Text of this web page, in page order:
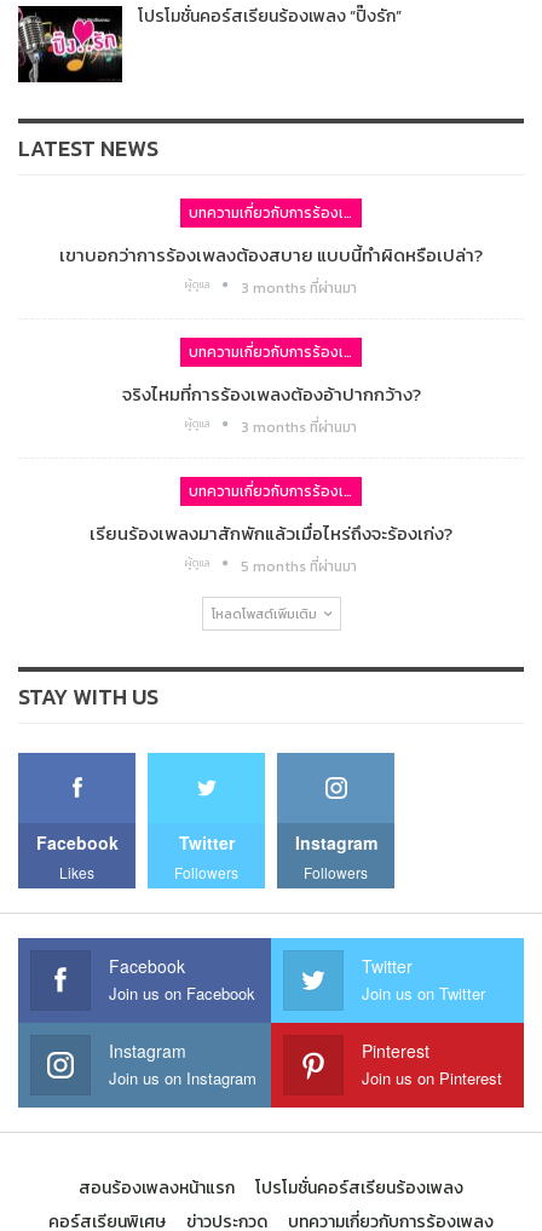
โปรโมชั่นคอร์สเรียนร้องเพลง “ปิ๊งรัก”
LATEST NEWS
บทความเกี่ยวกับการร้องเพลง
เขาบอกว่าการร้องเพลงต้องสบาย แบบนี้ทำผิดหรือเปล่า?
ผู้ดูแล 3 months ที่ผ่านมา
บทความเกี่ยวกับการร้องเพลง
จริงไหมที่การร้องเพลงต้องอ้าปากกว้าง?
ผู้ดูแล 3 months ที่ผ่านมา
บทความเกี่ยวกับการร้องเพลง
เรียนร้องเพลงมาสักพักแล้วเมื่อไหร่ถึงจะร้องเก่ง?
ผู้ดูแล 5 months ที่ผ่านมา
โหลดโพสต์เพิ่มเติม
STAY WITH US
Facebook
Likes
Twitter
Followers
Instagram
Followers
Facebook
Join us on Facebook
Twitter
Join us on Twitter
Instagram
Join us on Instagram
Pinterest
Join us on Pinterest
สอนร้องเพลงหน้าแรก
โปรโมชั่นคอร์สเรียนร้องเพลง
คอร์สเรียนพิเศษ
ข่าวประกวด บทความเกี่ยวกับการร้องเพลง